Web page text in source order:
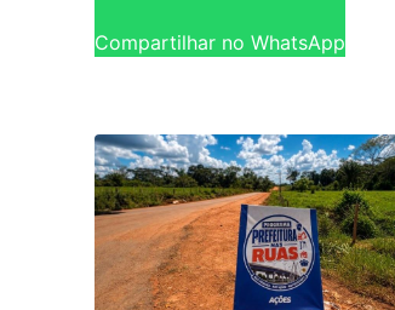
Compartilhar no WhatsApp